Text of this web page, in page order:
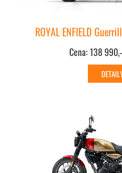
ROYAL ENFIELD
Cena: 138